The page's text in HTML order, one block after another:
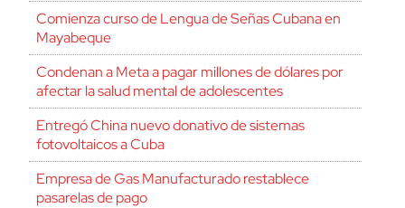
Comienza curso de Lengua de Señas Cubana en
Mayabeque
Condenan a Meta a pagar millones de dólares por
afectar la salud mental de adolescentes
Entregó China nuevo donativo de sistemas
fotovoltaicos a Cuba
Empresa de Gas Manufacturado restablece
pasarelas de pago